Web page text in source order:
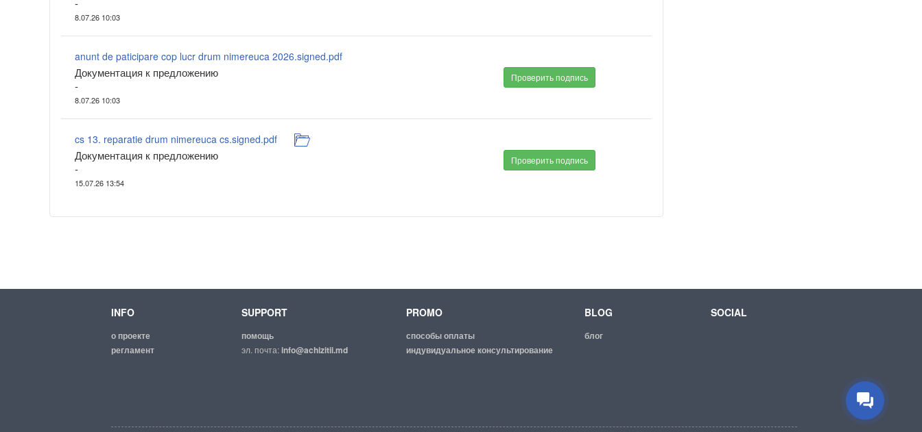
-
8.07.26 10:03
anunt de paticipare cop lucr drum nimereuca 2026.signed.pdf
Документация к предложению
-
8.07.26 10:03
Проверить подпись
cs 13. reparatie drum nimereuca cs.signed.pdf
Документация к предложению
-
15.07.26 13:54
Проверить подпись
INFO
о проекте
регламент
SUPPORT
помощь
эл. почта:info@achizitii.md
PROMO
способы оплаты
индувидуальное консультирование
BLOG
блог
SOCIAL